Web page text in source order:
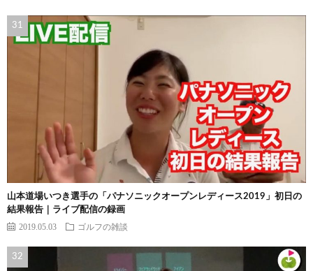
山本道場いつき選手の「パナソニックオープンレディース2019」初日の
結果報告｜ライブ配信の録画
2019.05.03 ゴルフの雑談